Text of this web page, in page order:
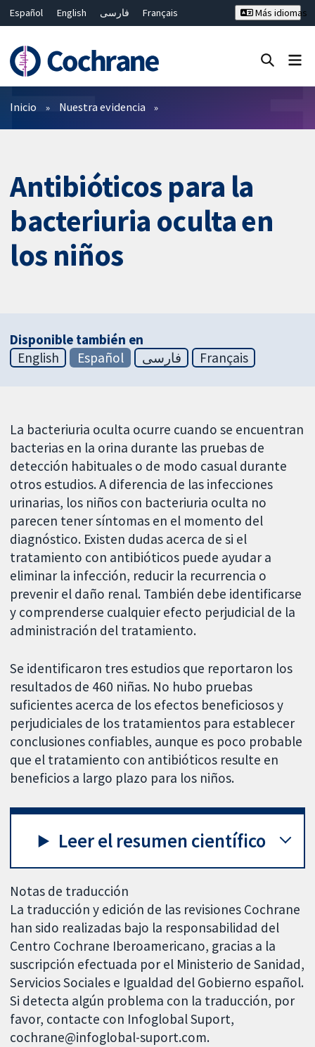
Español English فارسی
Français
Bahasa Malaysia
ไทย 繁體中文
Más idiomas
Filtros
Inicio Nuestra evidencia
Antibióticos para la
bacteriuria oculta en
los niños
Disponible también en
English
Español فارسی Français
La bacteriuria oculta ocurre cuando se encuentran
bacterias en la orina durante las pruebas de
detección habituales o de modo casual durante
otros estudios. A diferencia de las infecciones
urinarias, los niños con bacteriuria oculta no
parecen tener síntomas en el momento del
diagnóstico. Existen dudas acerca de si el
tratamiento con antibióticos puede ayudar a
eliminar la infección, reducir la recurrencia o
prevenir el daño renal. También debe identificarse
y comprenderse cualquier efecto perjudicial de la
administración del tratamiento.
Se identificaron tres estudios que reportaron los
resultados de 460 niñas. No hubo pruebas
suficientes acerca de los efectos beneficiosos y
perjudiciales de los tratamientos para establecer
conclusiones confiables, aunque es poco probable
que el tratamiento con antibióticos resulte en
beneficios a largo plazo para los niños.
Leer el resumen científico
Notas de traducción
La traducción y edición de las revisiones Cochrane
han sido realizadas bajo la responsabilidad del
Centro Cochrane Iberoamericano, gracias a la
suscripción efectuada por el Ministerio de Sanidad,
Servicios Sociales e Igualdad del Gobierno español.
Si detecta algún problema con la traducción, por
favor, contacte con Infoglobal Suport,
cochrane@infoglobal-suport.com.